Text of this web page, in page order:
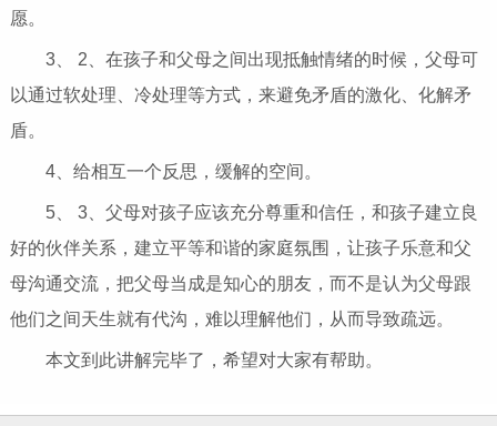
愿。
3、 2、在孩子和父母之间出现抵触情绪的时候，父母可
以通过软处理、冷处理等方式，来避免矛盾的激化、化解矛
盾。
4、给相互一个反思，缓解的空间。
5、 3、父母对孩子应该充分尊重和信任，和孩子建立良
好的伙伴关系，建立平等和谐的家庭氛围，让孩子乐意和父
母沟通交流，把父母当成是知心的朋友，而不是认为父母跟
他们之间天生就有代沟，难以理解他们，从而导致疏远。
本文到此讲解完毕了，希望对大家有帮助。